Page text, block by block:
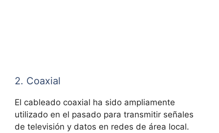
2. Coaxial
El cableado coaxial ha sido ampliamente
utilizado en el pasado para transmitir señales
de televisión y datos en redes de área local.